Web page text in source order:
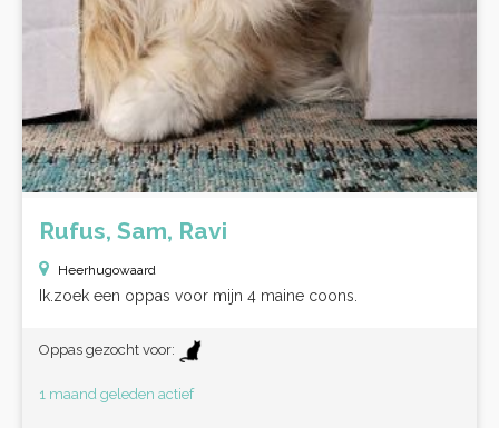
Rufus, Sam, Ravi
Heerhugowaard
Ik.zoek een oppas voor mijn 4 maine coons.
Oppas gezocht voor:
1 maand geleden actief